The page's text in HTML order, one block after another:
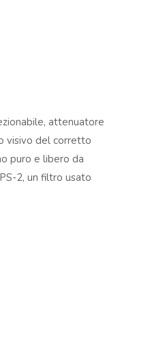
attenuatore
visivo del corretto
puro e libero da
2, un filtro usato